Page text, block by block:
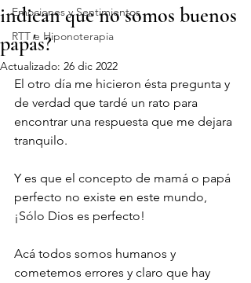
Emociones y Sentimientos
RTT e Hiponoterapia
indican que no somos buenos
papás?
Actualizado: 26 dic 2022
El otro día me hicieron ésta pregunta y
de verdad que tardé un rato para
encontrar una respuesta que me dejara
tranquilo.
Y es que el concepto de mamá o papá
perfecto no existe en este mundo,
¡Sólo Dios es perfecto!
Acá todos somos humanos y
cometemos errores y claro que hay